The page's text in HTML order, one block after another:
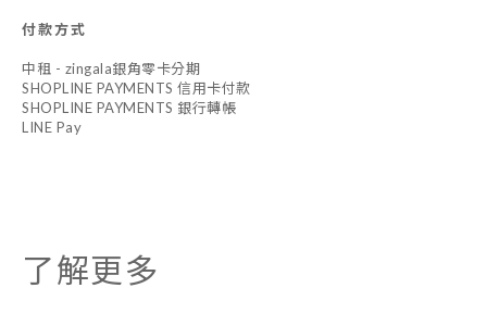
付款方式
中租 - zingala銀角零卡分期
SHOPLINE PAYMENTS 信用卡付款
SHOPLINE PAYMENTS 銀行轉帳
LINE Pay
了解更多